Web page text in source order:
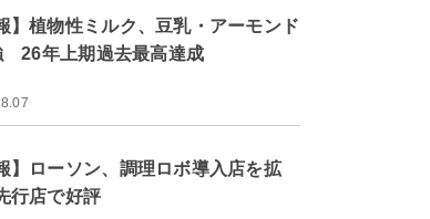
】植物性ミルク、豆乳・アーモンド
26年上期過去最高達成
】ローソン、調理ロボ導入店を拡
店で好評